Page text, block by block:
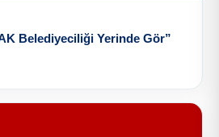
Belediyeciliği Yerinde Gör”